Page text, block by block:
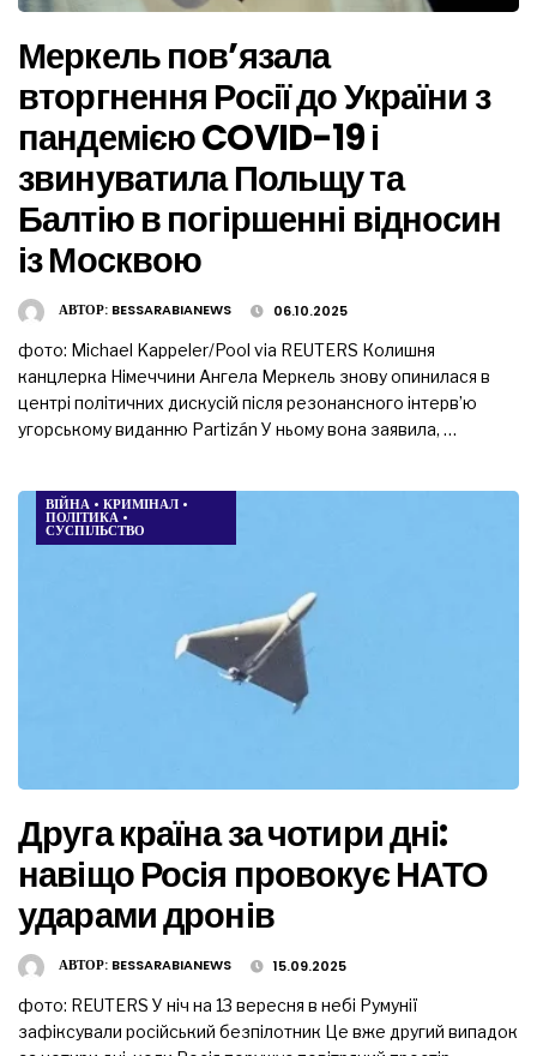
Меркель пов’язала
вторгнення Росії до України з
пандемією COVID-19 і
звинуватила Польщу та
Балтію в погіршенні відносин
із Москвою
АВТОР: BESSARABIANEWS 06.10.2025
фото: Michael Kappeler/Pool via REUTERS Колишня
канцлерка Німеччини Ангела Меркель знову опинилася в
центрі політичних дискусій після резонансного інтерв’ю
угорському виданню Partizán У ньому вона заявила, …
ВІЙНА • КРИМІНАЛ •
ПОЛІТИКА •
СУСПІЛЬСТВО
Друга країна за чотири дні:
навіщо Росія провокує НАТО
ударами дронів
АВТОР: BESSARABIANEWS 15.09.2025
фото: REUTERS У ніч на 13 вересня в небі Румунії
зафіксували російський безпілотник Це вже другий випадок